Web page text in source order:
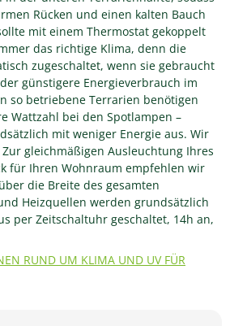
Rücken und einen kalten Bauch
mit einem Thermostat gekoppelt
das richtige Klima, denn die
zugeschaltet, wenn sie gebraucht
günstigere Energieverbrauch im
so betriebene Terrarien benötigen
Wattzahl bei den Spotlampen –
mit weniger Energie aus. Wir
gleichmäßigen Ausleuchtung Ihres
für Ihren Wohnraum empfehlen wir
die Breite des gesamten
Heizquellen werden grundsätzlich
per Zeitschaltuhr geschaltet, 14h an,
RUND UM KLIMA UND UV FÜR